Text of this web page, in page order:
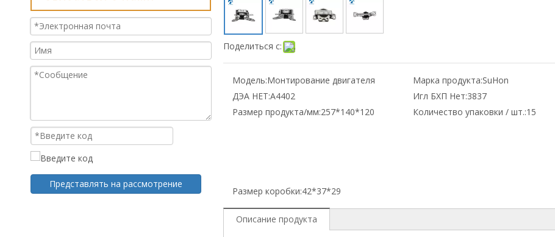
Представлять на рассмотрение
Поделиться с:
Модель:Монтирование двигателя Марка продукта:SuHon
ДЭА НЕТ:А4402 Игл БХП Нет:3837
Размер продукта/мм:257*140*120 Количество упаковки / шт.:15
Размер коробки:42*37*29
Описание продукта